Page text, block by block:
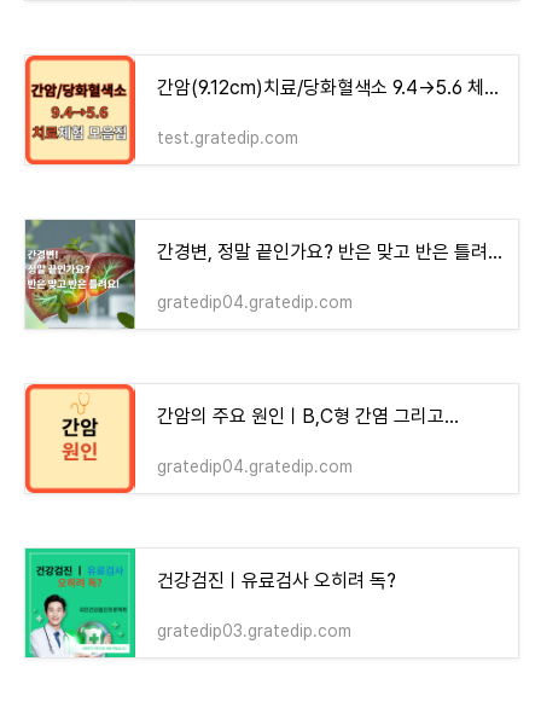
간암(9.12cm)치료/당화혈색소 9.4→5.6 체험기 모음집 - money-health
test.gratedip.com
간경변, 정말 끝인가요? 반은 맞고 반은 틀려요!
gratedip04.gratedip.com
간암의 주요 원인ㅣB,C형 간염 그리고...
gratedip04.gratedip.com
건강검진ㅣ유료검사 오히려 독?
gratedip03.gratedip.com